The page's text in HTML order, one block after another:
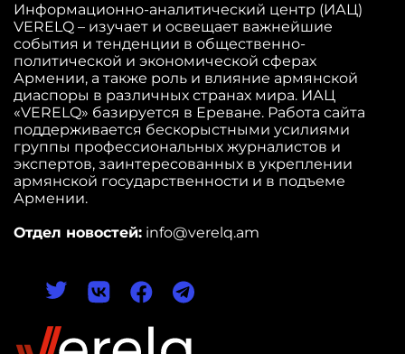
Информационно-аналитический центр (ИАЦ)
VERELQ – изучает и освещает важнейшие
события и тенденции в общественно-
политической и экономической сферах
Армении, а также роль и влияние армянской
диаспоры в различных странах мира. ИАЦ
«VERELQ» базируется в Ереване. Работа сайта
поддерживается бескорыстными усилиями
группы профессиональных журналистов и
экспертов, заинтересованных в укреплении
армянской государственности и в подъеме
Армении.
Отдел новостей: info@verelq.am